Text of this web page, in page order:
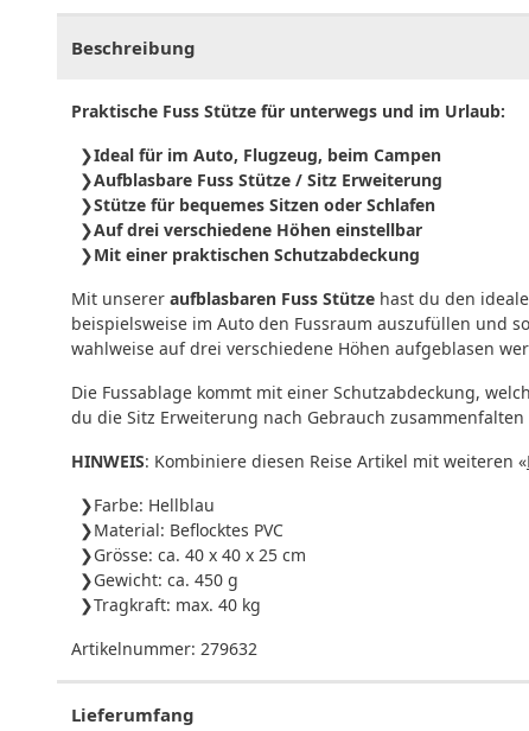
Beschreibung
Praktische Fuss Stütze für unterwegs und im Urlaub:
Ideal für im Auto, Flugzeug, beim Campen
Aufblasbare Fuss Stütze / Sitz Erweiterung
Stütze für bequemes Sitzen oder Schlafen
Auf drei verschiedene Höhen einstellbar
Mit einer praktischen Schutzabdeckung
Mit unserer aufblasbaren Fuss Stütze hast du den
beispielsweise im Auto den Fussraum auszufüllen und
wahlweise auf drei verschiedene Höhen aufgeblasen
Die Fussablage kommt mit einer Schutzabdeckung,
du die Sitz Erweiterung nach Gebrauch
HINWEIS: Kombiniere diesen Reise Artikel mit weiteren «
Farbe: Hellblau
Material: Beflocktes PVC
Grösse: ca. 40 x 40 x 25 cm
Gewicht: ca. 450 g
Tragkraft: max. 40 kg
Artikelnummer: 279632
Lieferumfang